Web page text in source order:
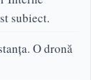
subiect.
O dronă